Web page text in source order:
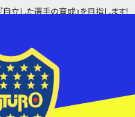
自立した選手の育成』を目指します!